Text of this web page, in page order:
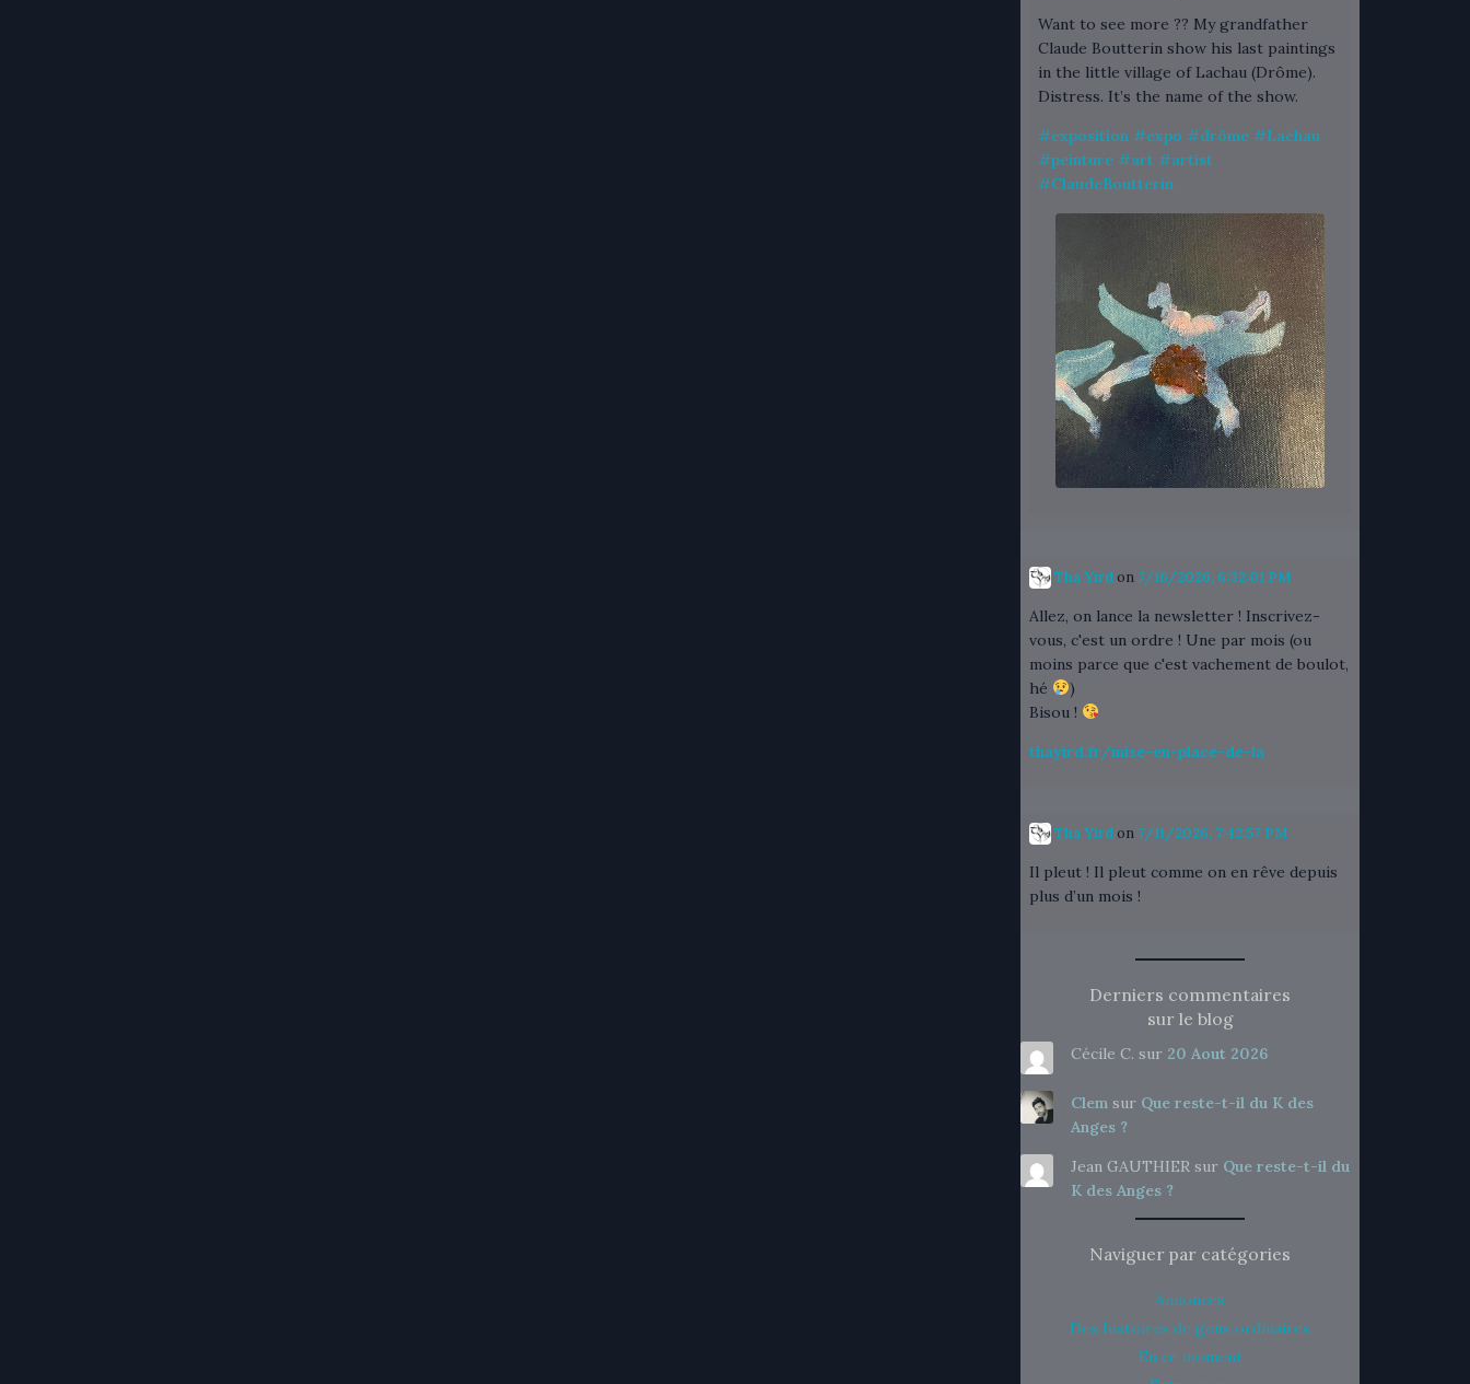
Want to see more ?? My grandfather
Claude Boutterin show his last paintings
in the little village of Lachau (Drôme).
Distress. It’s the name of the show.
#exposition #expo #drôme #Lachau
#peinture #art #artist
#ClaudeBoutterin
Tha Yird on 7/16/2026, 6:32:01 PM
Allez, on lance la newsletter ! Inscrivez-
vous, c'est un ordre ! Une par mois (ou
moins parce que c'est vachement de boulot,
hé
)
Bisou !
thayird.fr/mise-en-place-de-la
Tha Yird on 7/11/2026, 7:42:57 PM
Il pleut ! Il pleut comme on en rêve depuis
plus d’un mois !
Derniers commentaires
sur le blog
Cécile C. sur 20 Aout 2026
Clemsur Que reste-t-il du K des
Anges ?
Jean GAUTHIERsur Que reste-t-il du
K des Anges ?
Naviguer par catégories
Annonces
Des histoires de gens ordinaires
En ce moment